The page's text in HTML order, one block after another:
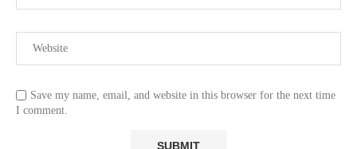
Save my name, email, and website in this browser for the next time
I comment.